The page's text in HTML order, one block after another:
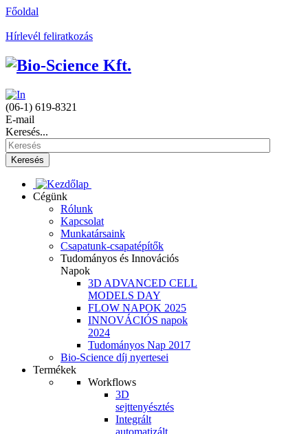
Főoldal
Hírlevél feliratkozás
(06-1) 619-8321
E-mail
Keresés...
Keresés
Cégünk
Rólunk
Kapcsolat
Munkatársaink
Csapatunk-csapatépítők
Tudományos és Innovációs
Napok
3D ADVANCED CELL
MODELS DAY
FLOW NAPOK 2025
INNOVÁCIÓS napok
2024
Tudományos Nap 2017
Bio-Science díj nyertesei
Termékek
Workflows
3D
sejttenyésztés
Integrált
automatizált